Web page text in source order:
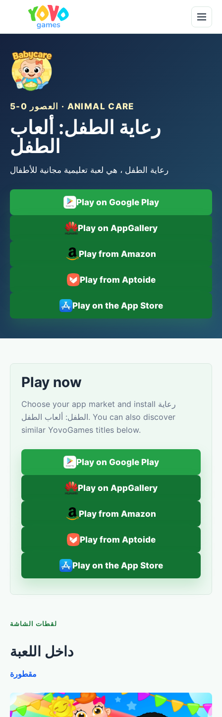
العصور 0-5 · ANIMAL CARE
رعاية الطفل: ألعاب
الطفل
رعاية الطفل ، هي لعبة تعليمية مجانية للأطفال
Play on Google Play
Play on AppGallery
Play from Amazon
Play from Aptoide
Play on the App Store
Play now
Choose your app market and install رعاية
الطفل: ألعاب الطفل. You can also discover
similar YovoGames titles below.
Play on Google Play
Play on AppGallery
Play from Amazon
Play from Aptoide
Play on the App Store
لقطات الشاشة
داخل اللعبة
مقطورة